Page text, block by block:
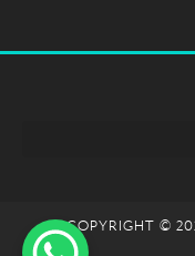
COPYRIGHT ©